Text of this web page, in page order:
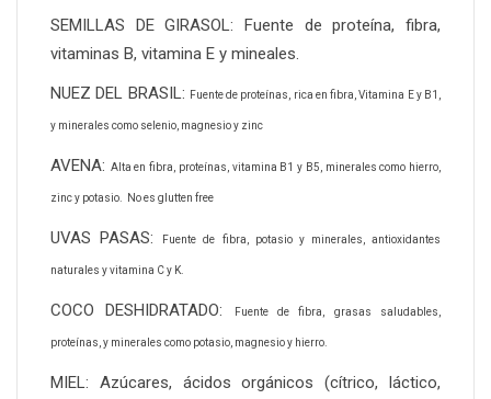
SEMILLAS DE GIRASOL: Fuente de proteína, fibra,
vitaminas B, vitamina E y mineales.
NUEZ DEL BRASIL:
Fuente de proteínas, rica en fibra,Vitamina E y B1,
y minerales como selenio, magnesio y zinc
AVENA: Alta en fibra, proteínas, vitamina B1 y B5, minerales como hierro,
zinc y potasio. No es glutten free
UVAS PASAS: Fuente de fibra, potasio y minerales, antioxidantes
naturales y vitamina C y K.
COCO DESHIDRATADO: Fuente de fibra, grasas saludables,
proteínas, y minerales como potasio, magnesio y hierro.
MIEL: Azúcares, ácidos orgánicos (cítrico, láctico,